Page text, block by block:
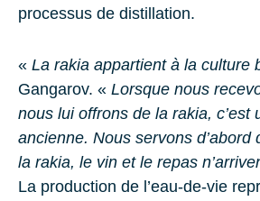
processus de distillation.
« La rakia appartient à la culture
Gangarov. « Lorsque nous
nous lui offrons de la rakia, c’est
ancienne. Nous servons d’abord
la rakia, le vin et le repas
La production de l’eau-de-vie